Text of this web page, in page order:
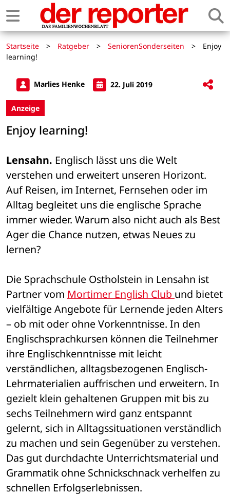
Startseite > Ratgeber > SeniorenSonderseiten >
Enjoy
learning!
Marlies Henke 22. Juli 2019
Anzeige
Enjoy learning!
Lensahn. Englisch lässt uns die Welt
verstehen und erweitert unseren Horizont.
Auf Reisen, im Internet, Fernsehen oder im
Alltag begleitet uns die englische Sprache
immer wieder. Warum also nicht auch als Best
Ager die Chance nutzen, etwas Neues zu
lernen?
Die Sprachschule Ostholstein in Lensahn ist
Partner vom Mortimer English Club und bietet
vielfältige Angebote für Lernende jeden Alters
– ob mit oder ohne Vorkenntnisse. In den
Englischsprachkursen können die Teilnehmer
ihre Englischkenntnisse mit leicht
verständlichen, alltagsbezogenen Englisch-
Lehrmaterialien auffrischen und erweitern. In
gezielt klein gehaltenen Gruppen mit bis zu
sechs Teilnehmern wird ganz entspannt
gelernt, sich in Alltagssituationen verständlich
zu machen und sein Gegenüber zu verstehen.
Das gut durchdachte Unterrichtsmaterial und
Grammatik ohne Schnickschnack verhelfen zu
schnellen Erfolgserlebnissen.